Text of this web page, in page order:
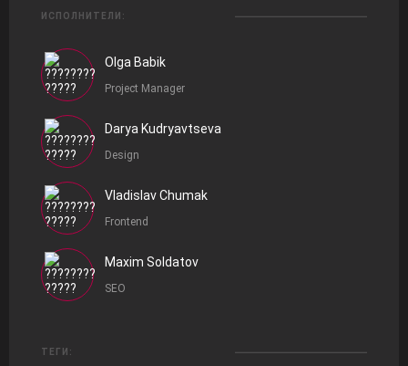
ИСПОЛНИТЕЛИ:
Olga Babik
Project Manager
Darya Kudryavtseva
Design
Vladislav Chumak
Frontend
Maxim Soldatov
SEO
ТЕГИ: